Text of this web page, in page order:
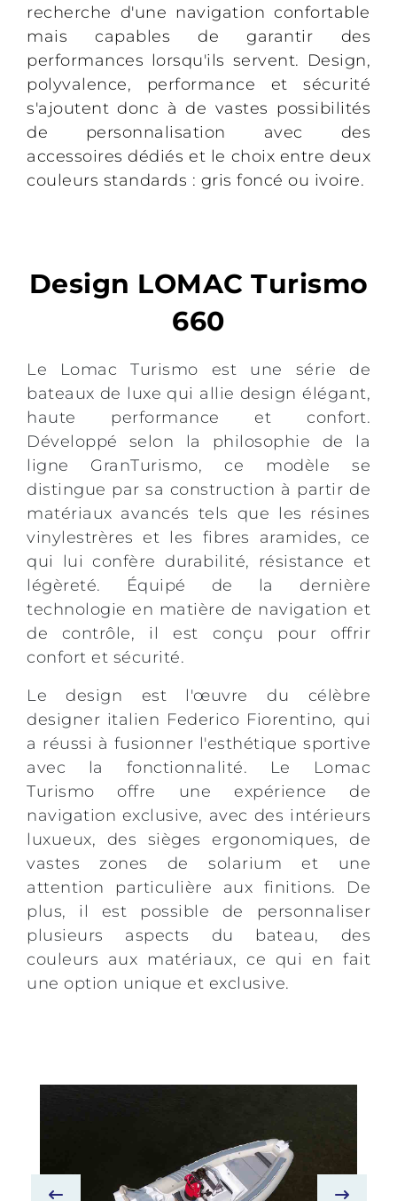
recherche d'une navigation confortable
mais capables de garantir des
performances lorsqu'ils servent. Design,
polyvalence, performance et sécurité
s'ajoutent donc à de vastes possibilités
de personnalisation avec des
accessoires dédiés et le choix entre deux
couleurs standards : gris foncé ou ivoire.
Design LOMAC Turismo
660
Le Lomac Turismo est une série de
bateaux de luxe qui allie design élégant,
haute performance et confort.
Développé selon la philosophie de la
ligne GranTurismo, ce modèle se
distingue par sa construction à partir de
matériaux avancés tels que les résines
vinylestrères et les fibres aramides, ce
qui lui confère durabilité, résistance et
légèreté. Équipé de la dernière
technologie en matière de navigation et
de contrôle, il est conçu pour offrir
confort et sécurité.
Le design est l'œuvre du célèbre
designer italien Federico Fiorentino, qui
a réussi à fusionner l'esthétique sportive
avec la fonctionnalité. Le Lomac
Turismo offre une expérience de
navigation exclusive, avec des intérieurs
luxueux, des sièges ergonomiques, de
vastes zones de solarium et une
attention particulière aux finitions. De
plus, il est possible de personnaliser
plusieurs aspects du bateau, des
couleurs aux matériaux, ce qui en fait
une option unique et exclusive.